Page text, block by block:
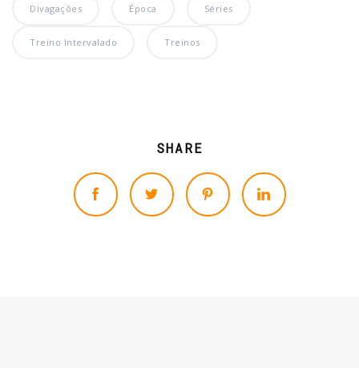
Divagações Época Séries
Treino Intervalado Treinos
SHARE